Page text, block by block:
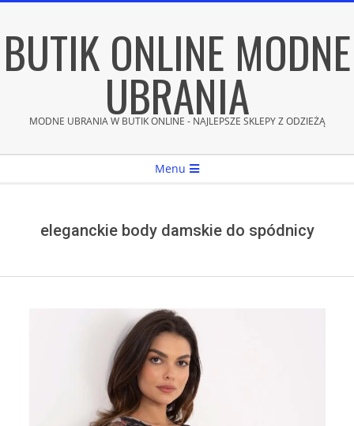
content
BUTIK ONLINE MODNE
UBRANIA
MODNE UBRANIA W BUTIK ONLINE - NAJLEPSZE SKLEPY Z ODZIEŻĄ
Menu
eleganckie body damskie do spódnicy